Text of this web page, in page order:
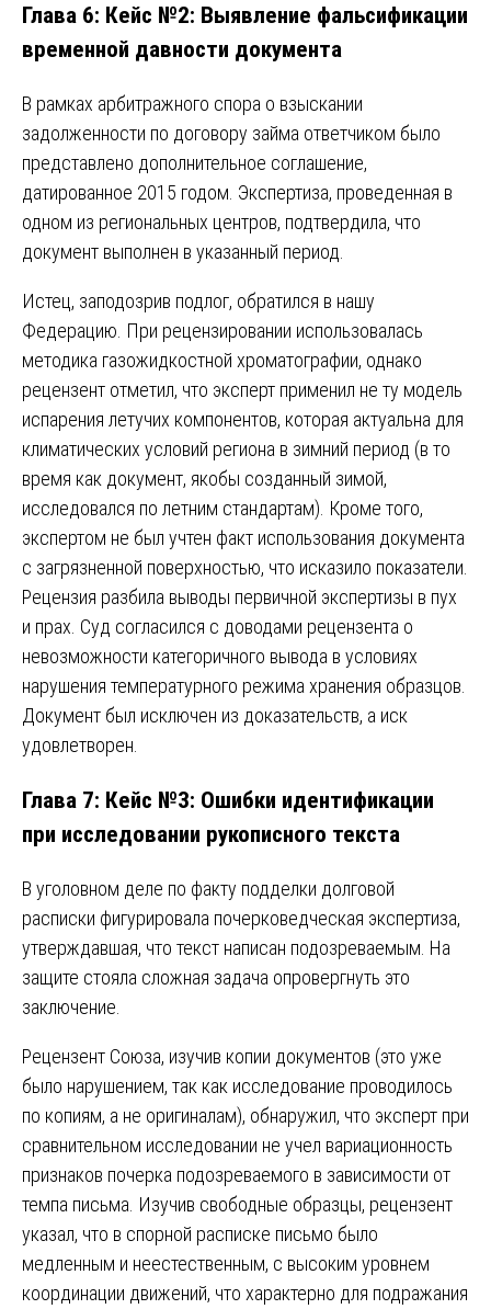
Глава 6: Кейс №2: Выявление фальсификации
временной давности документа
В рамках арбитражного спора о взыскании
задолженности по договору займа ответчиком было
представлено дополнительное соглашение,
датированное 2015 годом. Экспертиза, проведенная в
одном из региональных центров, подтвердила, что
документ выполнен в указанный период.
Истец, заподозрив подлог, обратился в нашу
Федерацию. При рецензировании использовалась
методика газожидкостной хроматографии, однако
рецензент отметил, что эксперт применил не ту модель
испарения летучих компонентов, которая актуальна для
климатических условий региона в зимний период (в то
время как документ, якобы созданный зимой,
исследовался по летним стандартам). Кроме того,
экспертом не был учтен факт использования документа
с загрязненной поверхностью, что исказило показатели.
Рецензия разбила выводы первичной экспертизы в пух
и прах. Суд согласился с доводами рецензента о
невозможности категоричного вывода в условиях
нарушения температурного режима хранения образцов.
Документ был исключен из доказательств, а иск
удовлетворен.
Глава 7: Кейс №3: Ошибки идентификации
при исследовании рукописного текста
В уголовном деле по факту подделки долговой
расписки фигурировала почерковедческая экспертиза,
утверждавшая, что текст написан подозреваемым. На
защите стояла сложная задача опровергнуть это
заключение.
Рецензент Союза, изучив копии документов (это уже
было нарушением, так как исследование проводилось
по копиям, а не оригиналам), обнаружил, что эксперт при
сравнительном исследовании не учел вариационность
признаков почерка подозреваемого в зависимости от
темпа письма. Изучив свободные образцы, рецензент
указал, что в спорной расписке письмо было
медленным и неестественным, с высоким уровнем
координации движений, что характерно для подражания